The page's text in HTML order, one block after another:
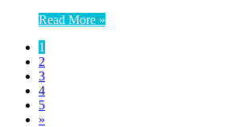
Read More »
1
2
3
4
5
»